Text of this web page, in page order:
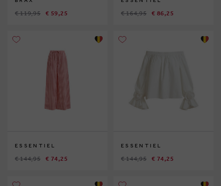
€ 119,95 € 59,25 € 164,95 € 86,25
ESSENTIEL
€ 144,95 € 74,25
ESSENTIEL
€ 144,95 € 74,25